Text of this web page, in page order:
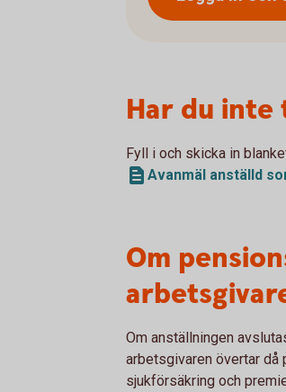
Har du inte
Fyll i och skicka in
Avanmäl anställd
Om
Om anställningen
arbetsgivaren övertar då
sjukförsäkring och